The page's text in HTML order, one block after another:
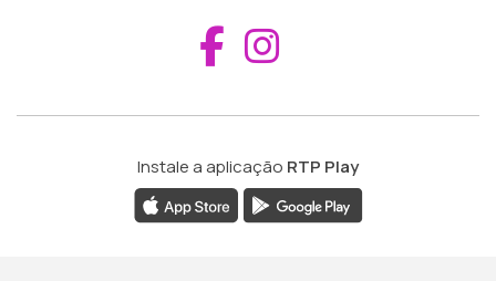
Aceder ao
Instale a aplicação RTP Play